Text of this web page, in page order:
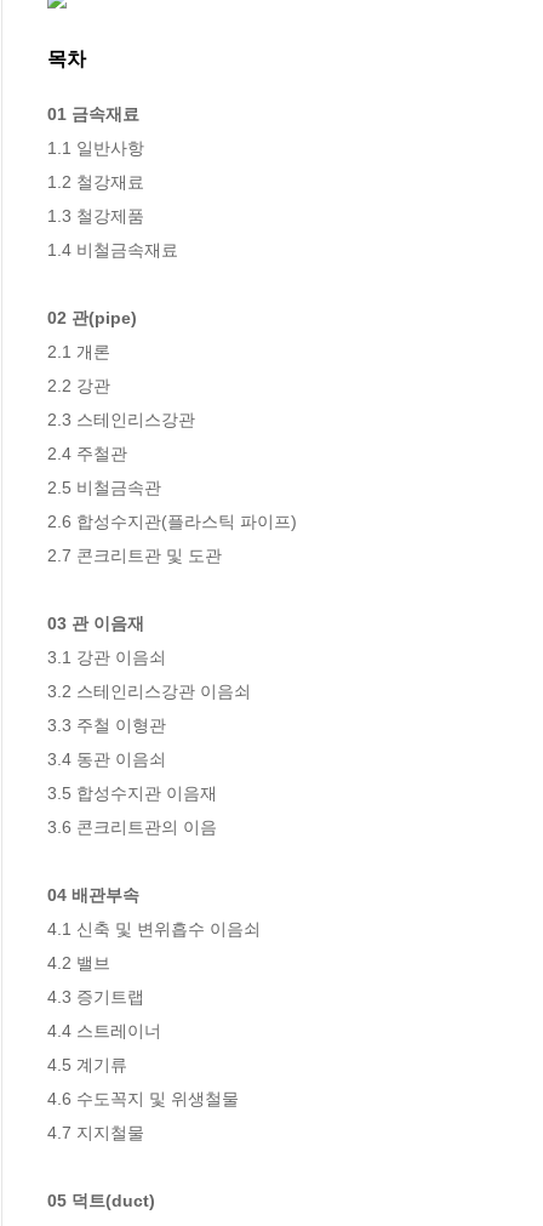
목차
01 금속재료
1.1 일반사항
1.2 철강재료
1.3 철강제품
1.4 비철금속재료
02 관(pipe)
2.1 개론
2.2 강관
2.3 스테인리스강관
2.4 주철관
2.5 비철금속관
2.6 합성수지관(플라스틱 파이프)
2.7 콘크리트관 및 도관
03 관 이음재
3.1 강관 이음쇠
3.2 스테인리스강관 이음쇠
3.3 주철 이형관
3.4 동관 이음쇠
3.5 합성수지관 이음재
3.6 콘크리트관의 이음
04 배관부속
4.1 신축 및 변위흡수 이음쇠
4.2 밸브
4.3 증기트랩
4.4 스트레이너
4.5 계기류
4.6 수도꼭지 및 위생철물
4.7 지지철물
05 덕트(duct)